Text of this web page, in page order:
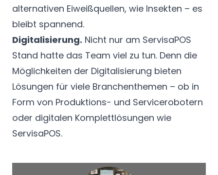
alternativen Eiweißquellen, wie Insekten – es
bleibt spannend.
Digitalisierung. Nicht nur am ServisaPOS
Stand hatte das Team viel zu tun. Denn die
Möglichkeiten der Digitalisierung bieten
Lösungen für viele Branchenthemen – ob in
Form von Produktions- und Servicerobotern
oder digitalen Komplettlösungen wie
ServisaPOS.